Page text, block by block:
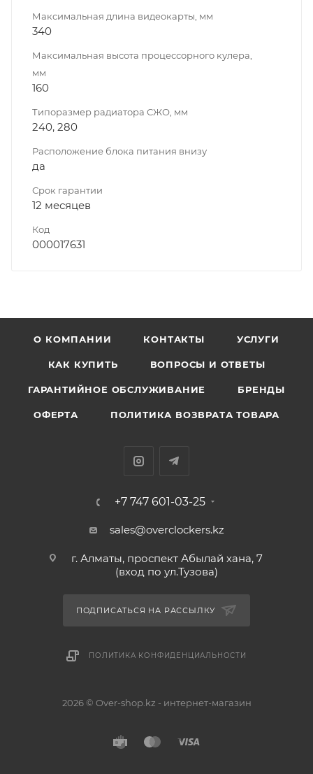
Максимальная длина видеокарты, мм
340
Максимальная высота процессорного кулера,
мм
160
Типоразмер радиатора СЖО, мм
240, 280
Расположение блока питания внизу
да
Срок гарантии
12 месяцев
Код
000017631
О КОМПАНИИ КОНТАКТЫ УСЛУГИ
КАК КУПИТЬ ВОПРОСЫ И ОТВЕТЫ
ГАРАНТИЙНОЕ ОБСЛУЖИВАНИЕ БРЕНДЫ
ОФЕРТА ПОЛИТИКА ВОЗВРАТА ТОВАРА
+7 747 601-03-25
sales@overclockers.kz
г. Алматы, проспект Абылай хана, 7
(вход по ул.Тузова)
ПОДПИСАТЬСЯ НА РАССЫЛКУ
ПОЛИТИКА КОНФИДЕНЦИАЛЬНОСТИ
2026 © Over-shop.kz - интернет-магазин